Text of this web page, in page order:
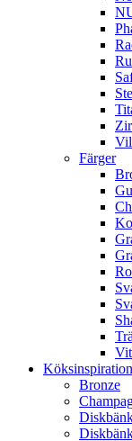
Färger
Trä
Vit
Köksinspiration
Bronze